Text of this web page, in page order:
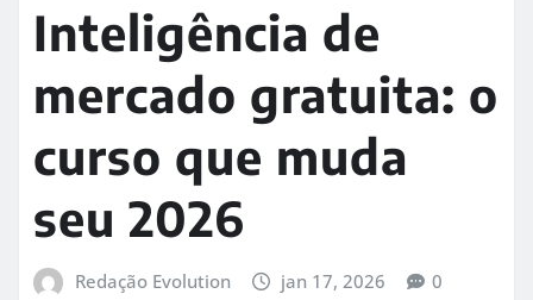
Inteligência de
mercado gratuita: o
curso que muda
seu 2026
Redação Evolution jan 17, 2026 0